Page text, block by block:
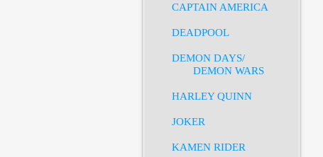
CAPTAIN AMERICA
DEADPOOL
DEMON DAYS/
DEMON WARS
HARLEY QUINN
JOKER
KAMEN RIDER